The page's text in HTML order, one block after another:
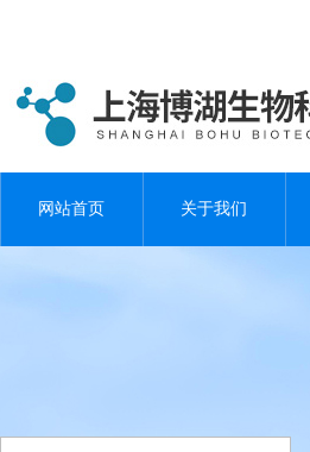
网站首页 关于我们